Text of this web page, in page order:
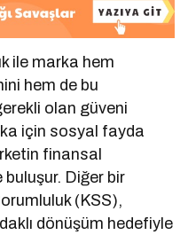
ile marka hem
hem de bu
olan güveni
için sosyal fayda
finansal
buluşur. Diğer bir
(KSS),
dönüşüm hedefiyle